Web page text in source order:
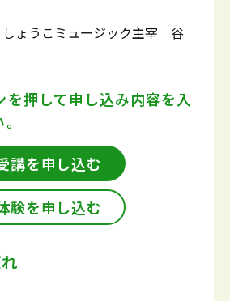
しょうこミュージック主宰 谷
を押して申し込み内容を入
講を申し込む
験を申し込む